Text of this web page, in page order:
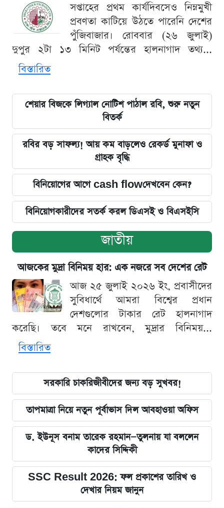
সপ্তাহের প্রথম কার্যদিবসেও নিম্নমুখী
প্রবণতা কাটিয়ে উঠতে পারেনি দেশের
পুঁজিবাজার। রোববার (২৬ জুলাই)
দুপুর ২টা ১৩ মিনিট পর্যন্তের হালনাগাদ তথ্য...
বিস্তারিত
শেয়ার বিজকে লিগ্যাল নোটিশ পাঠাল রবি, শুরু নতুন
বিতর্ক
রবির বড় সাফল্য! আয় কম বাড়লেও রেকর্ড মুনাফা ও
গ্রাহক বৃদ্ধি
বিনিয়োগের আগে cash flowদেখবেন কেন?
বিনিয়োগকারীদের সতর্ক করল ডিএসই ও বিএসইসি
জাতীয়
আজকের মুদ্রা বিনিময় হার: এক নজরে সব দেশের রেট
আজ ২৫ জুলাই ২০২৬ ইং, প্রবাসীদের
সুবিধার্থে আমরা বিশ্বের প্রধান
দেশগুলোর টাকার রেট হালনাগাদ
করেছি। তবে মনে রাখবেন, মুদ্রার বিনিময়...
বিস্তারিত
সরকারি চাকরিজীবীদের জন্য বড় সুখবর!
তাপমাত্রা নিয়ে নতুন পূর্বাভাস দিল আবহাওয়া অফিস
ড. ইউনূস বনাম তারেক রহমান—তুলনায় যা বললেন
কাদের সিদ্দিকী
SSC Result 2026: ফল প্রকাশের তারিখ ও
দেখার নিয়ম জানুন